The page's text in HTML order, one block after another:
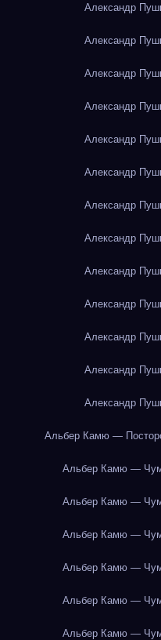
Александр
Александр
Александр
Александр
Александр
Александр
Александр
Александр
Александр
Александр
Александр
Александр
Александр
Альбер Камю —
Альбер Камю —
Альбер Камю —
Альбер Камю —
Альбер Камю —
Альбер Камю —
Альбер Камю —